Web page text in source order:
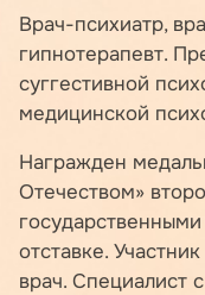
Врач-психиатр,
гипнотерапевт.
суггестивной
медицинской
Награжден
Отечеством»
отставке.
врач. Специалист